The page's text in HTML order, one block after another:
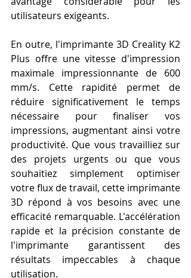
utilisateurs exigeants.
En outre, l'imprimante 3D Creality K2
Plus offre une vitesse d'impression
maximale impressionnante de 600
mm/s. Cette rapidité permet de
réduire significativement le temps
nécessaire pour finaliser vos
impressions, augmentant ainsi votre
productivité. Que vous travailliez sur
des projets urgents ou que vous
souhaitiez simplement optimiser
votre flux de travail, cette imprimante
3D répond à vos besoins avec une
efficacité remarquable. L'accélération
rapide et la précision constante de
l'imprimante garantissent des
résultats impeccables à chaque
utilisation.